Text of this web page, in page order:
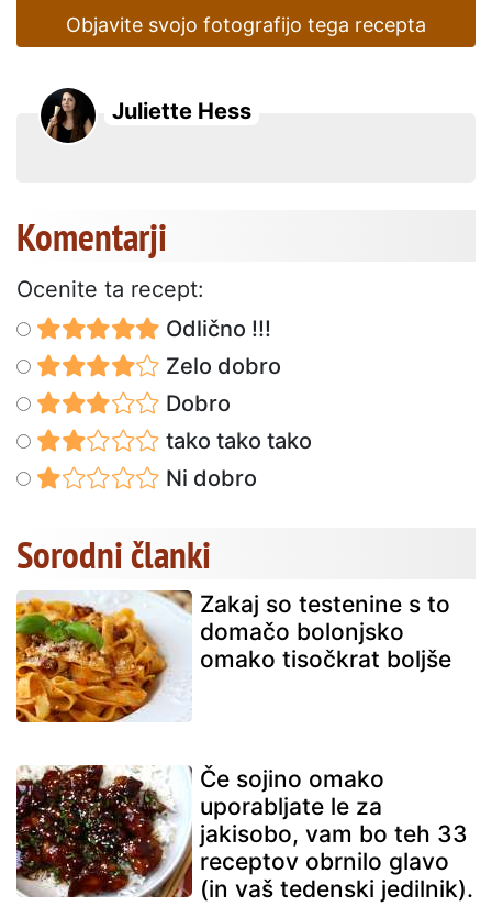
Objavite svojo fotografijo tega recepta
Juliette Hess
Komentarji
Ocenite ta recept:
Odlično !!!
Zelo dobro
Dobro
tako tako tako
Ni dobro
Sorodni članki
Zakaj so testenine s to
domačo bolonjsko
omako tisočkrat boljše
Če sojino omako
uporabljate le za
jakisobo, vam bo teh 33
receptov obrnilo glavo
(in vaš tedenski jedilnik).